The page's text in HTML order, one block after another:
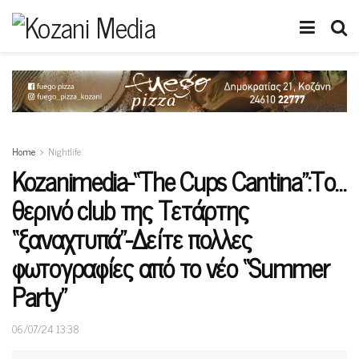
Home Nightlife
Kozanimedia-“The Cups Cantina”:Το…
θερινό club της Τετάρτης
“ξαναχτυπά”-Δείτε πολλες
φωτογραφίες από το νέο “Summer
Party”
06/07/24 13:38